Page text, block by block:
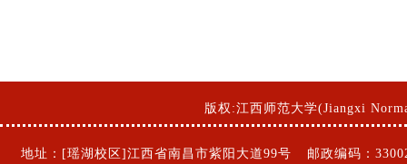
版权:江西师范大学(Jiangxi
地址：[瑶湖校区]江西省南昌市紫阳大道99号
邮政编码：